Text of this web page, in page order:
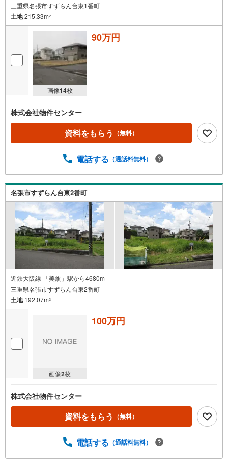
三重県名張市すずらん台東1番町
土地215.33m2
画像14枚
90万円
株式会社物件センター
資料をもらう （無料）
電話する （通話料無料）
名張市すずらん台東2番町
近鉄大阪線 「美旗」駅から4680m
三重県名張市すずらん台東2番町
土地192.07m2
画像2枚
100万円
株式会社物件センター
資料をもらう （無料）
電話する （通話料無料）